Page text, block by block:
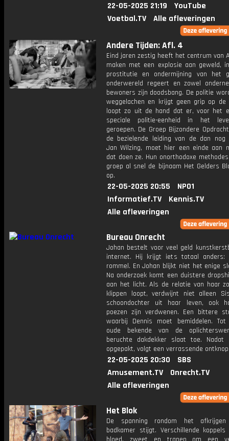
22-05-2025 21:19
YouTube
Voetbal.TV
Alle afleveringen
Andere Tijden: Afl. 4
Eind jaren zestig heeft het centrum van
maken met een explosie aan geweld,
prostitutie en ondermijning van het
onderwereld regeert en zowel
bewoners zijn doodsbang. De politie
weggelachen en krijgt geen grip op de
loopt zo uit de hand dat er, voor het
speciale politie-eenheid in het
geroepen. De Groep Bijzondere
de bezielende leiding van de dan nog
Jan Wilzing, moet hier een einde aan
dat doen ze. Hun onorthodoxe
groep al snel de bijnaam Het Gelders
op.
22-05-2025 20:55
NPO1
Informatief.TV
Kennis.TV
Alle afleveringen
Bureau Onrecht
Johan bestelt voor veel geld
internet. Hij krijgt iets totaal anders:
rommel. En Johan blijkt niet het enige
Na onderzoek komt een duistere
aan het licht. Als de relatie van haar
klippen loopt, verdwijnt niet alleen
schoondochter uit haar leven, ook
poezen zijn verdwenen. Een bittere
waarbij Dennis moet bemiddelen.
oude bekende van de
beruchte dakdekker slaat toe.
opgepakt, volgt een verrassende
22-05-2025 20:30
SBS
Amusement.TV
Onrecht.TV
Alle afleveringen
Het Blok
De spanning rondom het
badkamer stijgt. Verschillende koppels